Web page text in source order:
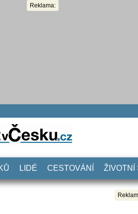
Reklama:
LIDÉ CESTOVÁNÍ ŽIVOTNÍ